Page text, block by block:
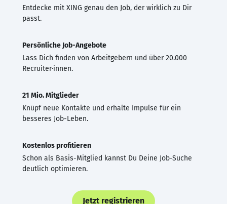
Entdecke mit XING genau den Job, der wirklich zu Dir
passt.
Persönliche Job-Angebote
Lass Dich finden von Arbeitgebern und über 20.000
Recruiter·innen.
21 Mio. Mitglieder
Knüpf neue Kontakte und erhalte Impulse für ein
besseres Job-Leben.
Kostenlos profitieren
Schon als Basis-Mitglied kannst Du Deine Job-Suche
deutlich optimieren.
Jetzt registrieren